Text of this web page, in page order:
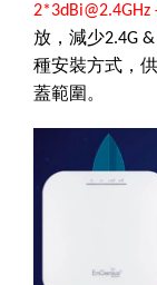
2*3dBi@2.4GHz
放，減少2.4G &
種安裝方式，
蓋範圍。